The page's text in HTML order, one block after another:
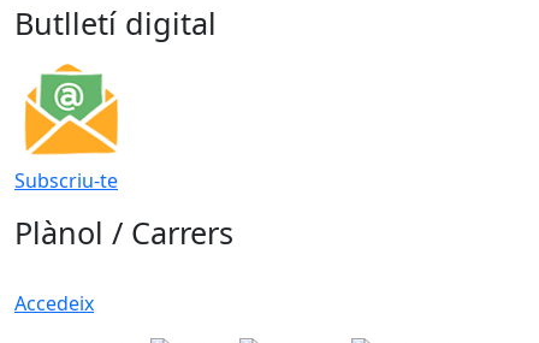
Butlletí digital
Subscriu-te
Plànol / Carrers
Accedeix